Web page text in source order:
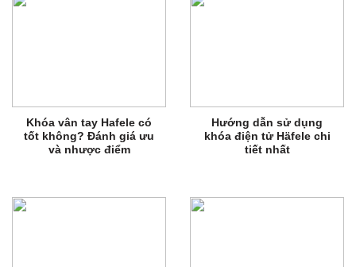
Khóa vân tay Hafele có
tốt không? Đánh giá ưu
và nhược điểm
Hướng dẫn sử dụng
khóa điện tử Häfele chi
tiết nhất